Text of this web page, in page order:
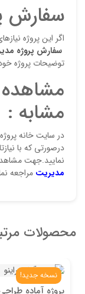
سفارش
اگر این پروژه
سفارش پروژه
توضیحات پروژه خود
مشابه :
در سایت خانه
درصورتی که با
نمایید.جهت
مدیریت مراجعه
محصولات
نسخه جدید!
پروژه آماده